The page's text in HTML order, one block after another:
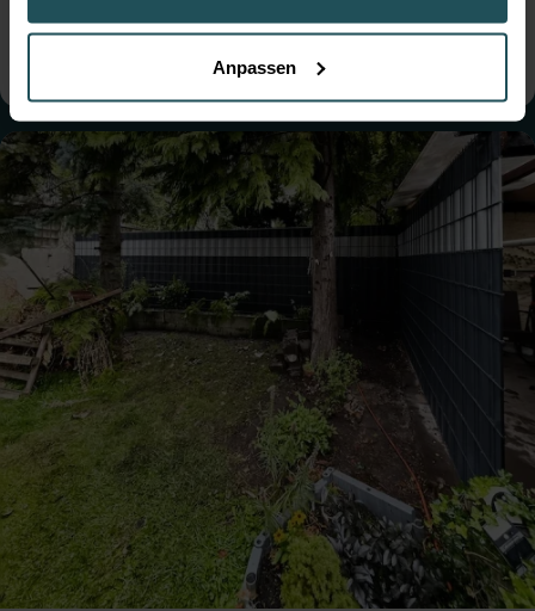
Anpassen
● Steher: Standard ● Tore: Einflügelig